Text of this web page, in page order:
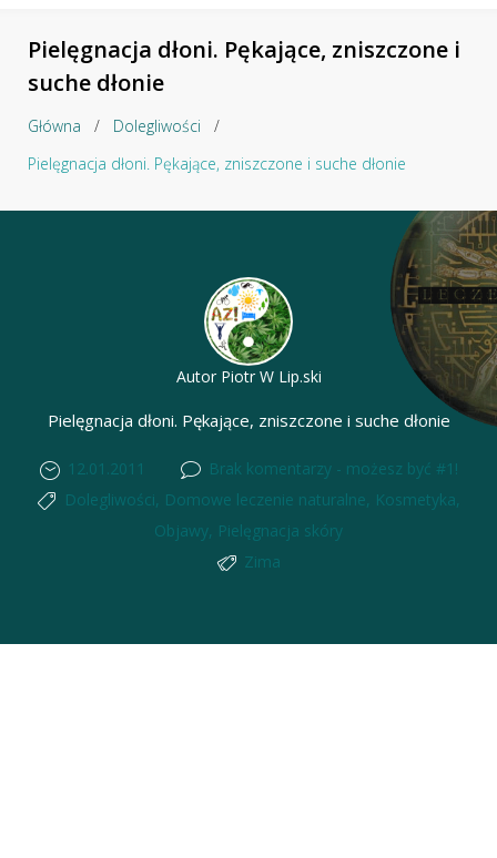
Pielęgnacja dłoni. Pękające, zniszczone i
suche dłonie
Główna / Dolegliwości
/
Pielęgnacja dłoni. Pękające, zniszczone i suche dłonie
Autor Piotr W Lip.ski
Pielęgnacja dłoni. Pękające, zniszczone i suche dłonie
12.01.2011
Brak komentarzy - możesz być #1!
Dolegliwości, Domowe leczenie naturalne, Kosmetyka,
Objawy, Pielęgnacja skóry
Zima